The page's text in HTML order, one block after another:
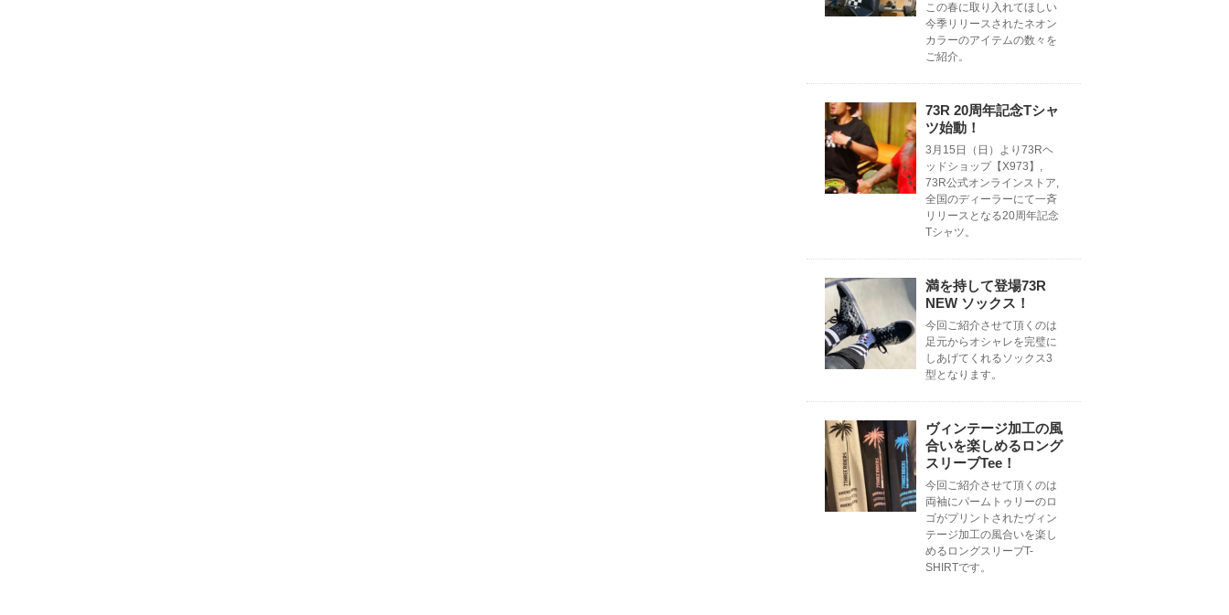
この春に取り入れてほしい
今季リリースされたネオン
カラーのアイテムの数々を
ご紹介。
73R 20周年記念Tシャ
ツ始動！
3月15日（日）より73Rヘ
ッドショップ【X973】,
73R公式オンラインストア,
全国のディーラーにて一斉
リリースとなる20周年記念
Tシャツ。
満を持して登場73R
NEW ソックス！
今回ご紹介させて頂くのは
足元からオシャレを完璧に
しあげてくれるソックス3
型となります。
ヴィンテージ加工の風
合いを楽しめるロング
スリーブTee！
今回ご紹介させて頂くのは
両袖にパームトゥリーのロ
ゴがプリントされたヴィン
テージ加工の風合いを楽し
めるロングスリーブT-
SHIRTです。